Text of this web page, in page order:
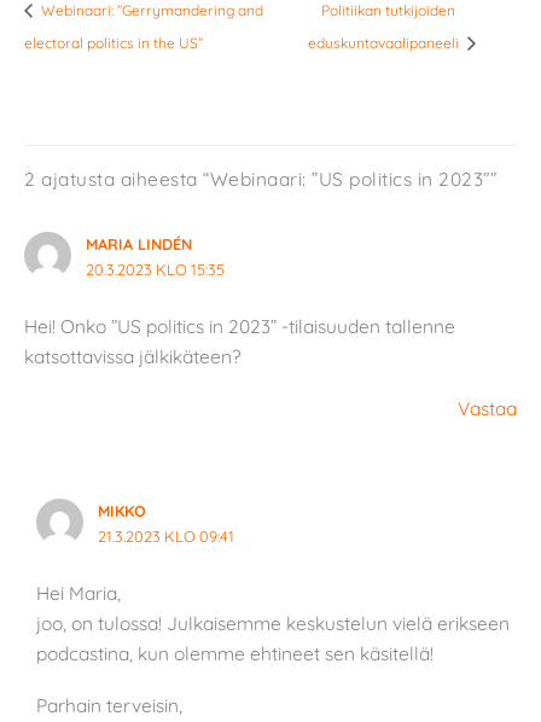
Webinaari: ”Gerrymandering and
electoral politics in the US”
Politiikan tutkijoiden
eduskuntavaalipaneeli
2 ajatusta aiheesta “Webinaari: ”US politics in 2023””
MARIA LINDÉN
20.3.2023 KLO 15:35
Hei! Onko ”US politics in 2023” -tilaisuuden tallenne
katsottavissa jälkikäteen?
Vastaa
MIKKO
21.3.2023 KLO 09:41
Hei Maria,
joo, on tulossa! Julkaisemme keskustelun vielä erikseen
podcastina, kun olemme ehtineet sen käsitellä!
Parhain terveisin,